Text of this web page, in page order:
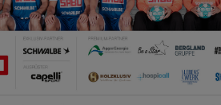
Einkaufen
VfL Gummersbach
Aktionen der
Mitglieder
Stadtgespräch
GMerleben APP